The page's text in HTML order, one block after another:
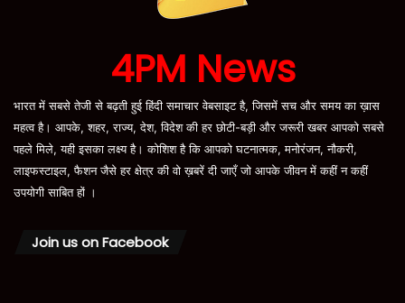
4PM News
भारत में सबसे तेजी से बढ़ती हुई हिंदी समाचार वेबसाइट है, जिसमें सच और समय का ख़ास
महत्व है। आपके, शहर, राज्य, देश, विदेश की हर छोटी-बड़ी और जरूरी खबर आपको सबसे
पहले मिले, यही इसका लक्ष्य है। कोशिश है कि आपको घटनात्मक, मनोरंजन, नौकरी,
लाइफस्टाइल, फैशन जैसे हर क्षेत्र की वो ख़बरें दी जाएँ जो आपके जीवन में कहीं न कहीं
उपयोगी साबित हों ।
Join us on Facebook